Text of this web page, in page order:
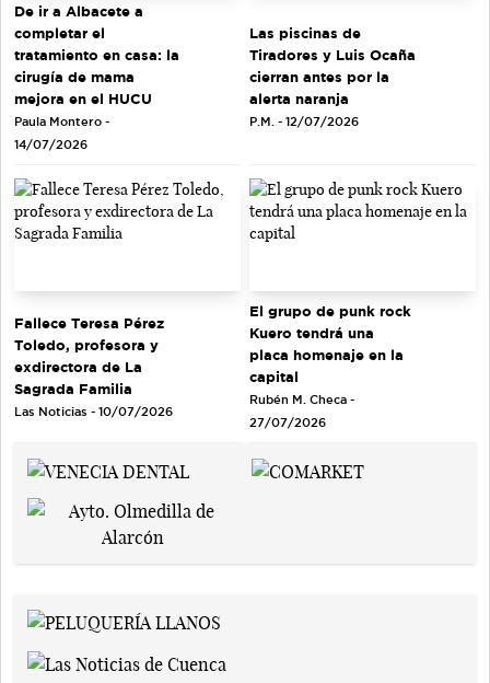
De ir a Albacete a
completar el
tratamiento en casa: la
cirugía de mama
mejora en el HUCU
Paula Montero -
14/07/2026
Las piscinas de
Tiradores y Luis Ocaña
cierran antes por la
alerta naranja
P.M. - 12/07/2026
Fallece Teresa Pérez
Toledo, profesora y
exdirectora de La
Sagrada Familia
Las Noticias - 10/07/2026
El grupo de punk rock
Kuero tendrá una
placa homenaje en la
capital
Rubén M. Checa -
27/07/2026